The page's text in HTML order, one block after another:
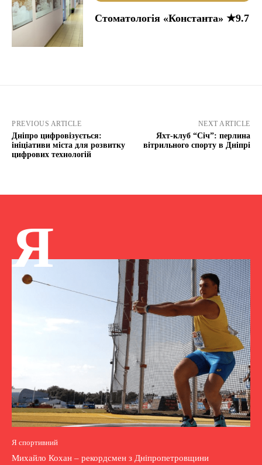
Стоматологія «Константа» ★9.7
PREVIOUS ARTICLE
Дніпро цифровізується:
ініціативи міста для розвитку
цифрових технологій
NEXT ARTICLE
Яхт-клуб “Січ”: перлина
вітрильного спорту в Дніпрі
Я
Я спортивний
Михайло Кохан – рекордсмен з Дніпропетровщини